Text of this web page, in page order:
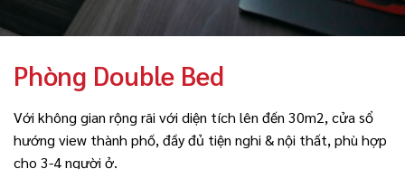
Phòng Double Bed
Với không gian rộng rãi với diện tích lên đến 30m2, cửa sổ
hướng view thành phố, đầy đủ tiện nghi & nội thất, phù hợp
cho 3-4 người ở.